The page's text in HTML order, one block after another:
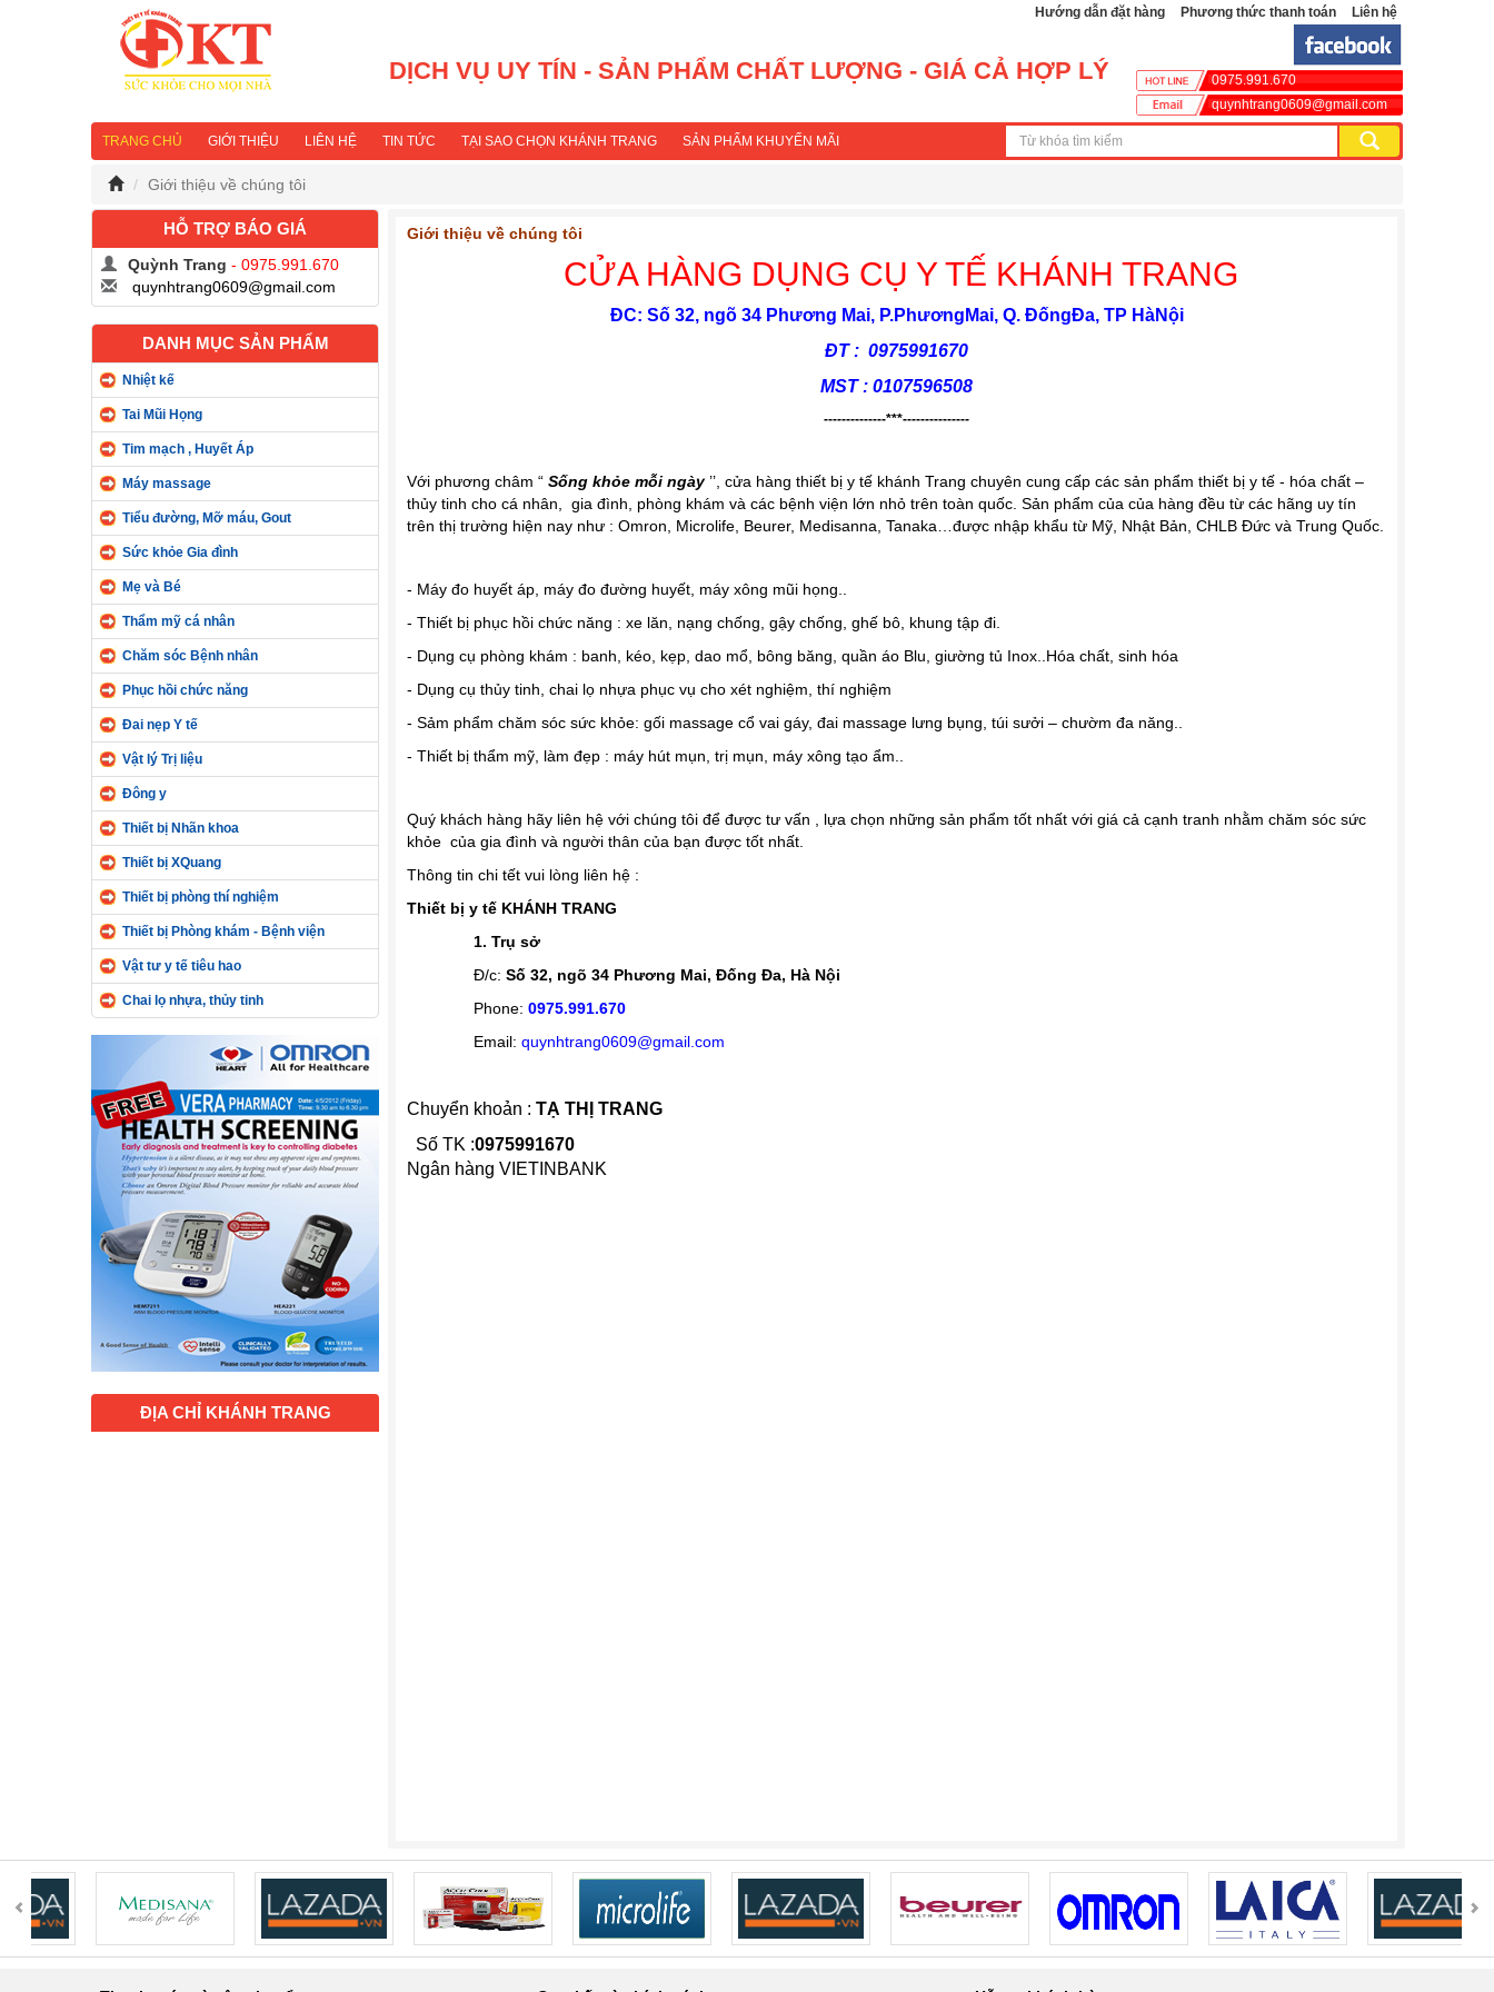
Hướng dẫn đặt hàng Phương thức thanh toán Liên hệ
DỊCH VỤ UY TÍN - SẢN PHẨM CHẤT LƯỢNG - GIÁ CẢ HỢP LÝ
0975.991.670
quynhtrang0609@gmail.com
TRANG CHỦ GIỚI THIỆU LIÊN HỆ TIN TỨC TẠI SAO CHỌN KHÁNH TRANG SẢN PHẨM KHUYẾN MÃI
Giới thiệu về chúng tôi
HỖ TRỢ BÁO GIÁ
Quỳnh Trang - 0975.991.670
quynhtrang0609@gmail.com
DANH MỤC SẢN PHẨM
Nhiệt kế
Tai Mũi Họng
Tim mạch , Huyết Áp
Máy massage
Tiểu đường, Mỡ máu, Gout
Sức khỏe Gia đình
Mẹ và Bé
Thẩm mỹ cá nhân
Chăm sóc Bệnh nhân
Phục hồi chức năng
Đai nẹp Y tế
Vật lý Trị liệu
Đông y
Thiết bị Nhãn khoa
Thiết bị XQuang
Thiết bị phòng thí nghiệm
Thiết bị Phòng khám - Bệnh viện
Vật tư y tế tiêu hao
Chai lọ nhựa, thủy tinh
ĐỊA CHỈ KHÁNH TRANG
Giới thiệu về chúng tôi
CỬA HÀNG DỤNG CỤ Y TẾ KHÁNH TRANG
ĐC: Số 32, ngõ 34 Phương Mai, P.PhươngMai, Q. ĐốngĐa, TP HàNội
ĐT : 0975991670
MST : 0107596508
--------------***---------------
Với phương châm “ Sống khỏe mỗi ngày’’, cửa hàng thiết bị y tế khánh Trang chuyên cung cấp các sản phẩm thiết bị y tế - hóa chất –
thủy tinh cho cá nhân, gia đình, phòng khám và các bệnh viện lớn nhỏ trên toàn quốc. Sản phẩm của của hàng đều từ các hãng uy tín
trên thị trường hiện nay như : Omron, Microlife, Beurer, Medisanna, Tanaka…được nhập khẩu từ Mỹ, Nhật Bản, CHLB Đức và Trung Quốc.
- Máy đo huyết áp, máy đo đường huyết, máy xông mũi họng..
- Thiết bị phục hồi chức năng : xe lăn, nạng chống, gậy chống, ghế bô, khung tập đi.
- Dụng cụ phòng khám : banh, kéo, kẹp, dao mổ, bông băng, quần áo Blu, giường tủ Inox.. Hóa chất, sinh hóa
- Dụng cụ thủy tinh, chai lọ nhựa phục vụ cho xét nghiệm, thí nghiệm
- Sảm phẩm chăm sóc sức khỏe: gối massage cổ vai gáy, đai massage lưng bụng, túi sưởi – chườm đa năng..
- Thiết bị thẩm mỹ, làm đẹp : máy hút mụn, trị mụn, máy xông tạo ẩm..
Quý khách hàng hãy liên hệ với chúng tôi để được tư vấn , lựa chọn những sản phẩm tốt nhất với giá cả cạnh tranh nhằm chăm sóc sức
khỏe của gia đình và người thân của bạn được tốt nhất.
Thông tin chi tết vui lòng liên hệ :
Thiết bị y tế KHÁNH TRANG
1. Trụ sở
Đ/c: Số 32, ngõ 34 Phương Mai, Đống Đa, Hà Nội
Phone: 0975.991.670
Email: quynhtrang0609@gmail.com
Chuyển khoản : TẠ THỊ TRANG
Số TK :0975991670
Ngân hàng VIETINBANK